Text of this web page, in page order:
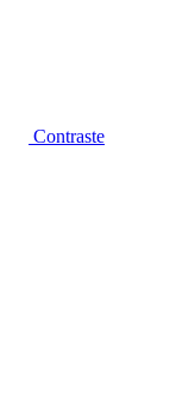
Contraste